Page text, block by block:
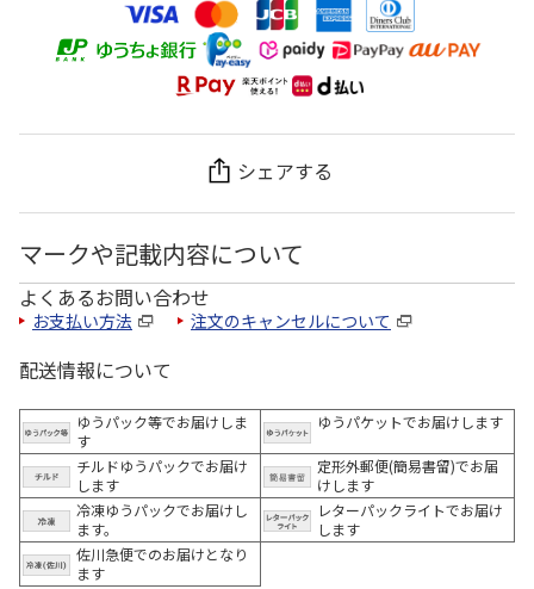
シェアする
マークや記載内容について
よくあるお問い合わせ
お支払い方法 注文のキャンセルについて
配送情報について
ゆうパック等でお届けしま
す
ゆうパケットでお届けします
チルドゆうパックでお届け
します
定形外郵便(簡易書留)でお届
けします
冷凍ゆうパックでお届けし
ます。
レターパックライトでお届け
します
佐川急便でのお届けとなり
ます